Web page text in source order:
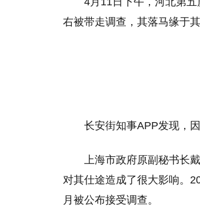
右被带走调查，其落马缘于
长安街知事APP发现，
上海市政府原副秘书长
对其仕途造成了很大影响。
月被公布接受调查。